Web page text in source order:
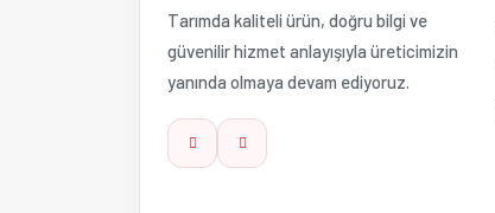
Ürün fiyatı diğer sitelerden daha pahalı.
Bu ürüne benzer farklı alternatifler olmalı.
Tarımda kaliteli ürün, doğru bilgi ve
güvenilir hizmet anlayışıyla üreticimizin
yanında olmaya devam ediyoruz.